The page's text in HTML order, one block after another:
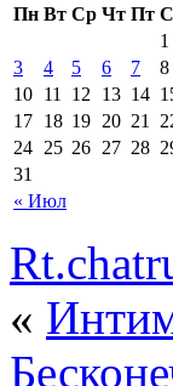
Пн Вт Ср Чт Пт
« Июл
1
3
4 5 6 7 8
10 11 12 13 14
17 18 19 20 21
24 25 26 27 28
31
«